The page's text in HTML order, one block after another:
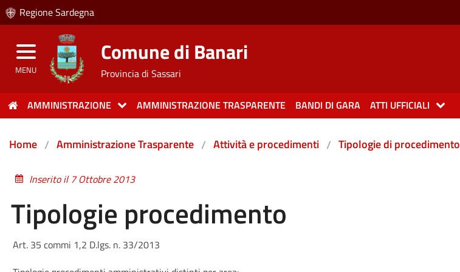
Regione Sardegna
MENU
Comune di Banari
Provincia di Sassari
AMMINISTRAZIONE AMMINISTRAZIONE TRASPARENTE BANDI DI GARA ATTI UFFICIALI
Home Amministrazione Trasparente Attività e procedimenti Tipologie di procedimento
Inserito il 7 Ottobre 2013
Tipologie procedimento
Art. 35 commi 1,2 D.lgs. n. 33/2013